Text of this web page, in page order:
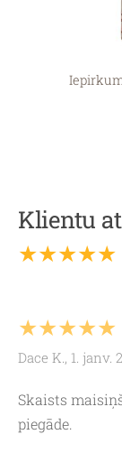
Klientu
★★★★★
★★★★★
Dace K., 1. janv.
Skaists
piegāde.